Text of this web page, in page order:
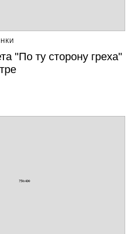
"По ту сторону греха"